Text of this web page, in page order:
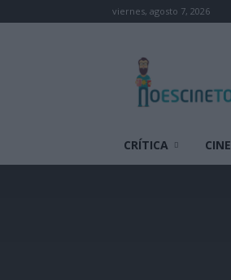
viernes, agosto 7, 2026
CRÍTICA CINE